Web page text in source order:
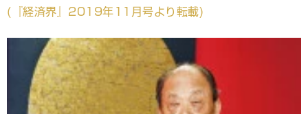
な
ブ
ッ
ク
マ
ー
ク
( 『経済界』2019年11月号より転載)